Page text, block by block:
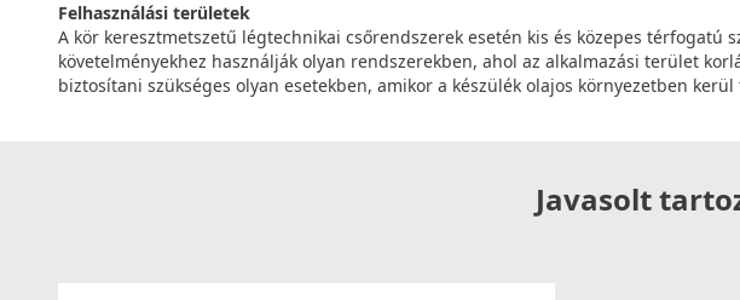
Felhasználási területek
A kör keresztmetszetű légtechnikai csőrendszerek esetén kis és közepes térfogatú
követelményekhez használják olyan rendszerekben, ahol az alkalmazási terület
biztosítani szükséges olyan esetekben, amikor a készülék olajos környezetben
Javasolt